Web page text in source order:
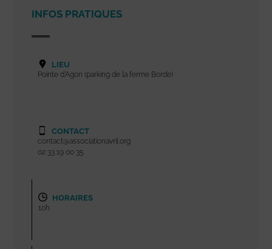
INFOS PRATIQUES
LIEU
Pointe d'Agon (parking de la ferme Borde)
CONTACT
contact@associationavril.org
02 33 19 00 35
HORAIRES
10h